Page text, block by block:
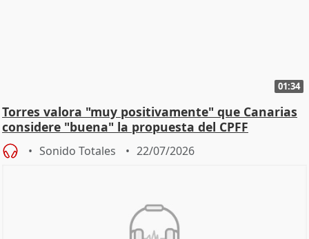
01:34
Torres valora "muy positivamente" que Canarias
considere "buena" la propuesta del CPFF
Sonido Totales 22/07/2026